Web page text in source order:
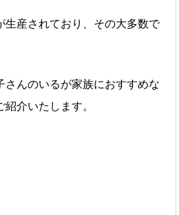
産されており、その大多数で
んのいるが家族におすすめな
介いたします。